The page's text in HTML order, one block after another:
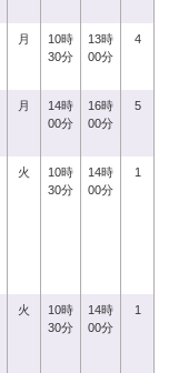
月
10時
30分
13時
00分
4
月
14時
00分
16時
00分
5
火
10時
30分
14時
00分
1
火
10時
30分
14時
00分
1